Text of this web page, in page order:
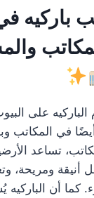
باركيه
الباركيه على
أيضًا في المكاتب
تساعد
أنيقة ومريحة،
كما أن الباركيه